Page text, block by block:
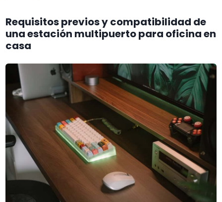
Requisitos previos y compatibilidad de
una estación multipuerto para oficina en
casa